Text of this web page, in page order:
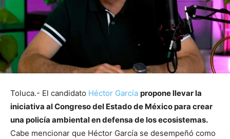
Toluca.- El candidato Héctor García propone llevar la
iniciativa al Congreso del Estado de México para crear
una policía ambiental en defensa de los ecosistemas.
Cabe mencionar que Héctor García se desempeñó como